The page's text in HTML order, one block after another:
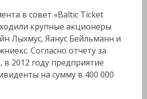
в совет «Baltic Ticket
крупные акционеры
Лыхмус, Яанус Бейльманн и
Согласно отчету за
2012 году предприятие
на сумму в 400 000